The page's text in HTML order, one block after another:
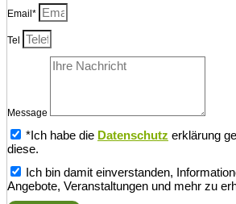
Email*
Tel
Message
*Ich habe die Datenschutz erklärung
diese.
Ich bin damit einverstanden,
Angebote, Veranstaltungen und mehr zu